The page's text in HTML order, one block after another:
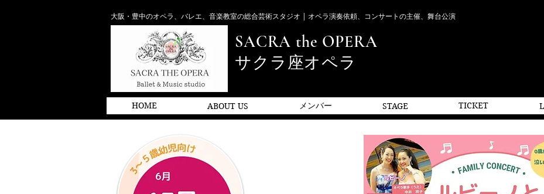
​大阪・豊中のオペラ、バレエ、音楽教室の総合芸術スタジオ | オペラ演奏依頼、コンサートの主催、舞台公演
SACRA the OPERA
​サクラ座オペラ
HOME ABOUT US メンバー STAGE TICKET